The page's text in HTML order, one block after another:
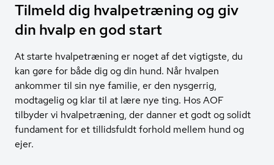
Tilmeld dig hvalpetræning og giv
din hvalp en god start
At starte hvalpetræning er noget af det vigtigste, du
kan gøre for både dig og din hund. Når hvalpen
ankommer til sin nye familie, er den nysgerrig,
modtagelig og klar til at lære nye ting. Hos AOF
tilbyder vi hvalpetræning, der danner et godt og solidt
fundament for et tillidsfuldt forhold mellem hund og
ejer.